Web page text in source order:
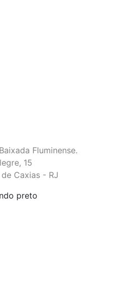
Fluminense.
15
Caxias - RJ